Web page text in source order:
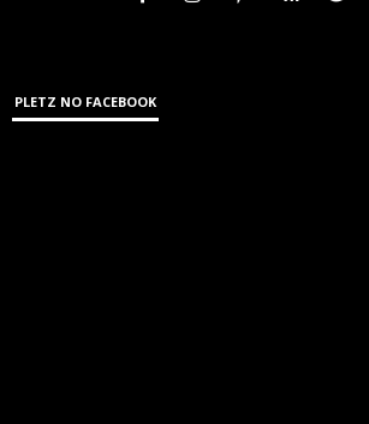
PLETZ NO FACEBOOK